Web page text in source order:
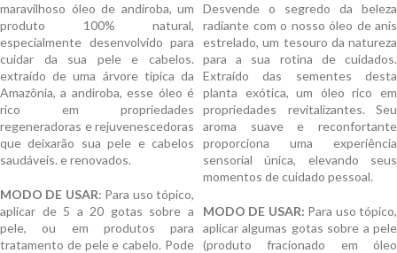
maravilhoso óleo de andiroba, um
produto 100% natural,
especialmente desenvolvido para
cuidar da sua pele e cabelos.
extraído de uma árvore típica da
Amazônia, a andiroba, esse óleo é
rico em propriedades
regeneradoras e rejuvenescedoras
que deixarão sua pele e cabelos
saudáveis. e renovados.
MODO DE USAR: Para uso tópico,
aplicar de 5 a 20 gotas sobre a
pele, ou em produtos para
tratamento de pele e cabelo. Pode
Desvende o segredo da beleza
radiante com o nosso óleo de anis
estrelado, um tesouro da natureza
para a sua rotina de cuidados.
Extraído das sementes desta
planta exótica, um óleo rico em
propriedades revitalizantes. Seu
aroma suave e reconfortante
proporciona uma experiência
sensorial única, elevando seus
momentos de cuidado pessoal.
MODO DE USAR: Para uso tópico,
aplicar algumas gotas sobre a pele
(produto fracionado em óleo